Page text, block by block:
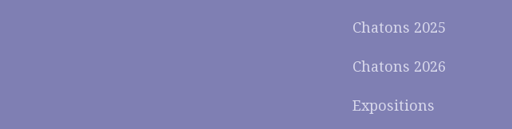
Chatons 2025
Chatons 2026
Expositions